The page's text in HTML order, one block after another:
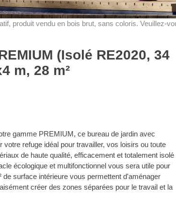
produit vendu en bois brut, sans coloris. Veuillez-
(Isolé RE2020, 34
m, 28 m²
gamme PREMIUM, ce bureau de jardin avec
votre refuge idéal pour travailler, vos loisirs ou toute
de haute qualité, efficacement et totalement isolé
écologique et multifonctionnel vous sera utile pour
de surface intérieure vous permettent d'aménager
créer des zones séparées pour le travail et la